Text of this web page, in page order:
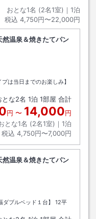
おとな1名 (2名1室)｜ 1泊
税込 4,750円〜22,000円
温泉＆焼きたてパン
は当日までのお楽しみ】
とな2名 1泊 1部屋 合計
円 〜 14,000円
とな1名 (2名1室)｜ 1泊
税込 4,750円〜7,000円
温泉＆焼きたてパン
ブルベッド１台】
12平